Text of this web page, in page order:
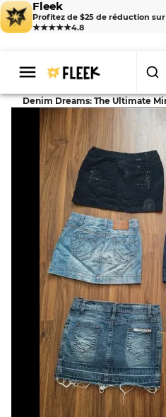
Fleek
Profitez de $25 de réduction
★★★★★4.8
Denim Dreams: The Ultimate